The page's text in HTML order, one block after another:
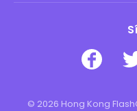
© 2026 Hong Kong